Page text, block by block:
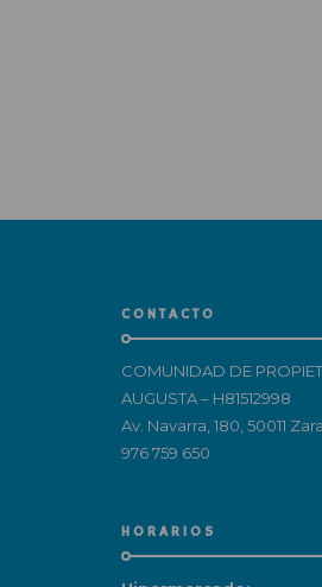
CONTACTO
COMUNIDAD DE
AUGUSTA – H81512998
Av. Navarra, 180, 50011
976 759 650
HORARIOS